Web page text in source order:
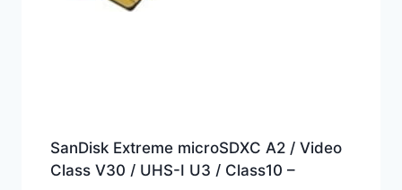
SanDisk Extreme microSDXC A2 / Video
Class V30 / UHS-I U3 / Class10 –